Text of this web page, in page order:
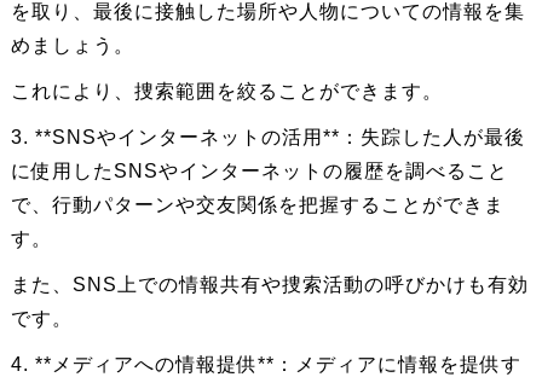
を取り、最後に接触した場所や人物についての情報を集
めましょう。
これにより、捜索範囲を絞ることができます。
3. **SNSやインターネットの活用**：失踪した人が最後
に使用したSNSやインターネットの履歴を調べること
で、行動パターンや交友関係を把握することができま
す。
また、SNS上での情報共有や捜索活動の呼びかけも有効
です。
4. **メディアへの情報提供**：メディアに情報を提供す